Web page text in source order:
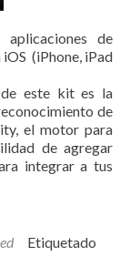
de
(iPhone, iPad
de este kit es la
de
el motor para
de agregar
integrar a tus
Etiquetado